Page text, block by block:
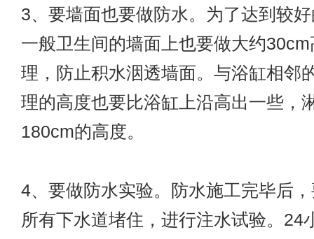
3、要墙面也要做防水。为了达到较
一般卫生间的墙面上也要做大约
理，防止积水洇透墙面。与浴缸相邻
理的高度也要比浴缸上沿高出一些，
180cm的高度。
4、要做防水实验。防水施工完毕后
所有下水道堵住，进行注水试验。24